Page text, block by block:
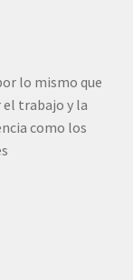
lo mismo que
trabajo y la
como los